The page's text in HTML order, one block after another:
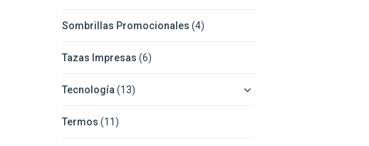
Sombrillas Promocionales (4)
Tazas Impresas (6)
Tecnología (13)
Termos (11)